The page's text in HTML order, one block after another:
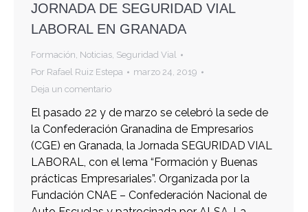
JORNADA DE SEGURIDAD VIAL
LABORAL EN GRANADA
Formación, Noticias, Seguridad Vial
Por Rafael Ruiz Estepa
marzo 24, 2019
Deja un comentario
El pasado 22 y de marzo se celebró la sede de
la Confederación Granadina de Empresarios
(CGE) en Granada, la Jornada SEGURIDAD VIAL
LABORAL, con el lema “Formación y Buenas
prácticas Empresariales”. Organizada por la
Fundación CNAE – Confederación Nacional de